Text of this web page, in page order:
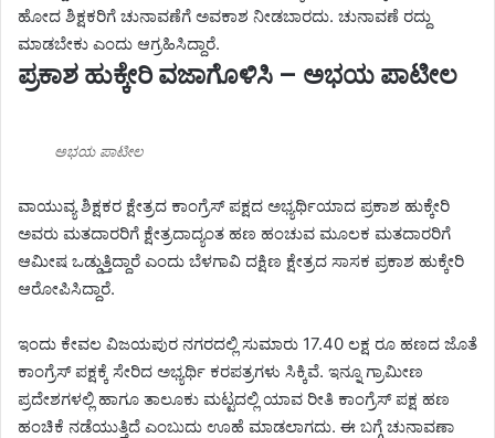
ಹೋದ ಶಿಕ್ಷಕರಿಗೆ ಚುನಾವಣೆಗೆ ಅವಕಾಶ ನೀಡಬಾರದು. ಚುನಾವಣೆ ರದ್ದು
ಮಾಡಬೇಕು ಎಂದು ಆಗ್ರಹಿಸಿದ್ದಾರೆ.
ಪ್ರಕಾಶ ಹುಕ್ಕೇರಿ ವಜಾಗೊಳಿಸಿ – ಅಭಯ ಪಾಟೀಲ
ಅಭಯ ಪಾಟೀಲ
ವಾಯುವ್ಯ ಶಿಕ್ಷಕರ ಕ್ಷೇತ್ರದ ಕಾಂಗ್ರೆಸ್ ಪಕ್ಷದ ಅಭ್ಯರ್ಥಿಯಾದ ಪ್ರಕಾಶ ಹುಕ್ಕೇರಿ
ಅವರು ಮತದಾರರಿಗೆ ಕ್ಷೇತ್ರದಾದ್ಯಂತ ಹಣ ಹಂಚುವ ಮೂಲಕ ಮತದಾರರಿಗೆ
ಆಮೀಷ ಒಡ್ಡುತ್ತಿದ್ದಾರೆ ಎಂದು ಬೆಳಗಾವಿ ದಕ್ಷಿಣ ಕ್ಷೇತ್ರದ ಸಾಸಕ ಪ್ರಕಾಶ ಹುಕ್ಕೇರಿ
ಆರೋಪಿಸಿದ್ದಾರೆ.
ಇಂದು ಕೇವಲ ವಿಜಯಪುರ ನಗರದಲ್ಲಿ ಸುಮಾರು 17.40 ಲಕ್ಷ ರೂ ಹಣದ ಜೊತೆ
ಕಾಂಗ್ರೆಸ್ ಪಕ್ಷಕ್ಕೆ ಸೇರಿದ ಅಭ್ಯರ್ಥಿ ಕರಪತ್ರಗಳು ಸಿಕ್ಕಿವೆ. ಇನ್ನೂ ಗ್ರಾಮೀಣ
ಪ್ರದೇಶಗಳಲ್ಲಿ ಹಾಗೂ ತಾಲೂಕು ಮಟ್ಟದಲ್ಲಿ ಯಾವ ರೀತಿ ಕಾಂಗ್ರೆಸ್ ಪಕ್ಷ ಹಣ
ಹಂಚಿಕೆ ನಡೆಯುತ್ತಿದೆ ಎಂಬುದು ಊಹೆ ಮಾಡಲಾಗದು. ಈ ಬಗ್ಗೆ ಚುನಾವಣಾ